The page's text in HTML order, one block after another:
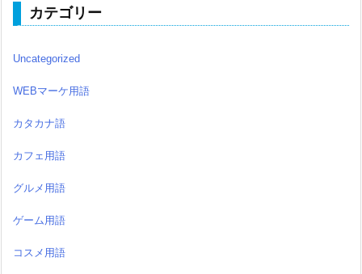
カテゴリー
Uncategorized
WEBマーケ用語
カタカナ語
カフェ用語
グルメ用語
ゲーム用語
コスメ用語